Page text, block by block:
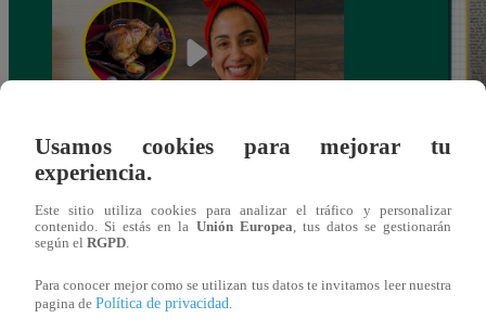
¿Por qué Nelly Rossinelli se volvió viral
antes de Navidad?
Usamos cookies para mejorar tu
experiencia.
Este sitio utiliza cookies para analizar el tráfico y personalizar
contenido. Si estás en la Unión Europea, tus datos se gestionarán
según el RGPD.
Para conocer mejor como se utilizan tus datos te invitamos leer nuestra
pagina de Política de privacidad.